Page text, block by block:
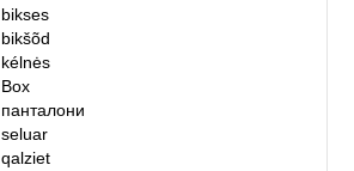
bikses
bikšõd
kélnės
Box
панталони
seluar
qalziet